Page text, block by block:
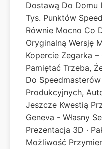
Dostawą Do Domu
Tys. Punktów
Równie Mocno Co
Oryginalną Wersję
Kopercie Zegarka
Pamiętać Trzeba,
Do Speedmasterów
Produkcyjnych,
Jeszcze Kwestią
Geneva - Własny
Prezentacja 3D ·
Możliwość